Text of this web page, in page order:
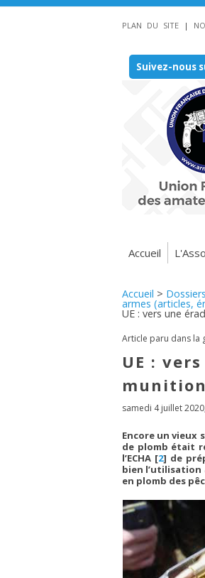
PLAN DU SITE |
Suivez-nous
Accueil
Accueil >
armes (articles,
UE : vers une
Article paru dans la
UE :
samedi 4 juillet 2020
Encore un vieux
de plomb était
l’ECHA [2] de
bien l’utilisation
en plomb des